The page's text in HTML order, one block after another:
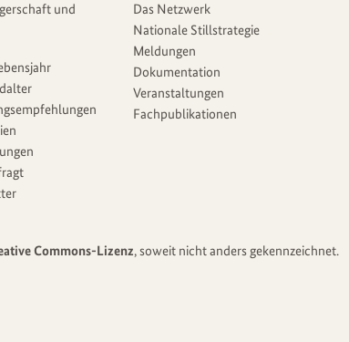
und
Das Netzwerk
Nationale Stillstrategie
Meldungen
Dokumentation
Veranstaltungen
Fachpublikationen
Commons-Lizenz, soweit nicht anders gekennzeichnet.